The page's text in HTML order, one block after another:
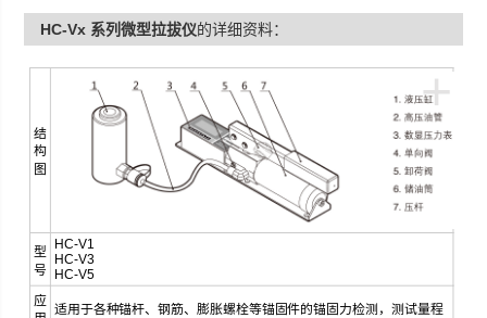
HC-Vx 系列微型拉拔仪的详细资料：
+
结
构
图
型
号
HC-V1
HC-V3
HC-V5
应
适用于各种锚杆、钢筋、膨胀螺栓等锚固件的锚固力检测，测试量程